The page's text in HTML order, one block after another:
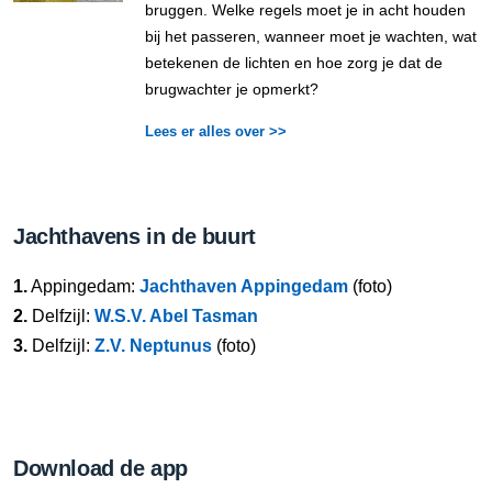
bruggen. Welke regels moet je in acht houden
bij het passeren, wanneer moet je wachten, wat
betekenen de lichten en hoe zorg je dat de
brugwachter je opmerkt?
Lees er alles over >>
Jachthavens in de buurt
1.Appingedam: Jachthaven Appingedam (foto)
2. Delfzijl: W.S.V. Abel Tasman
3. Delfzijl: Z.V. Neptunus (foto)
Download de app